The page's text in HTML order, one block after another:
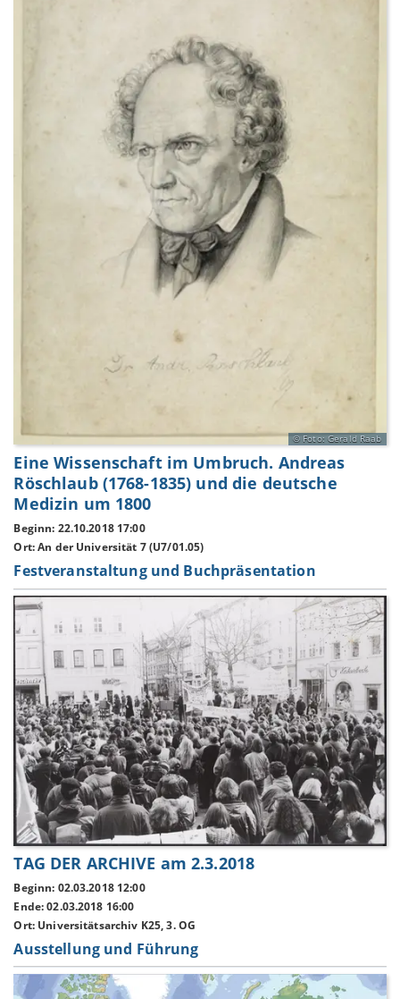
Foto: Gerald Raab
Eine Wissenschaft im Umbruch. Andreas
Röschlaub (1768-1835) und die deutsche
Medizin um 1800
Beginn: 22.10.2018 17:00
Ort: An der Universität 7 (U7/01.05)
Festveranstaltung und Buchpräsentation
TAG DER ARCHIVE am 2.3.2018
Beginn: 02.03.2018 12:00
Ende: 02.03.2018 16:00
Ort: Universitätsarchiv K25, 3. OG
Ausstellung und Führung